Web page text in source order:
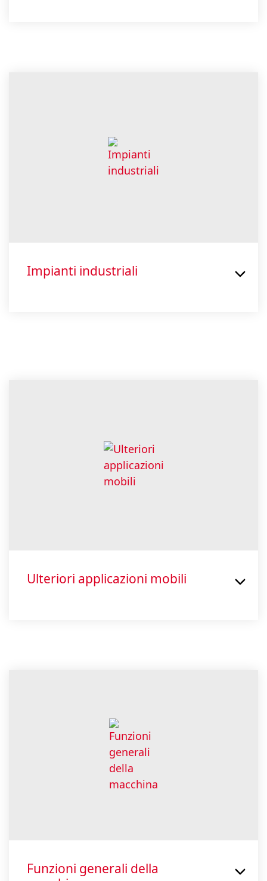
Impianti industriali
Ulteriori applicazioni mobili
Funzioni generali della